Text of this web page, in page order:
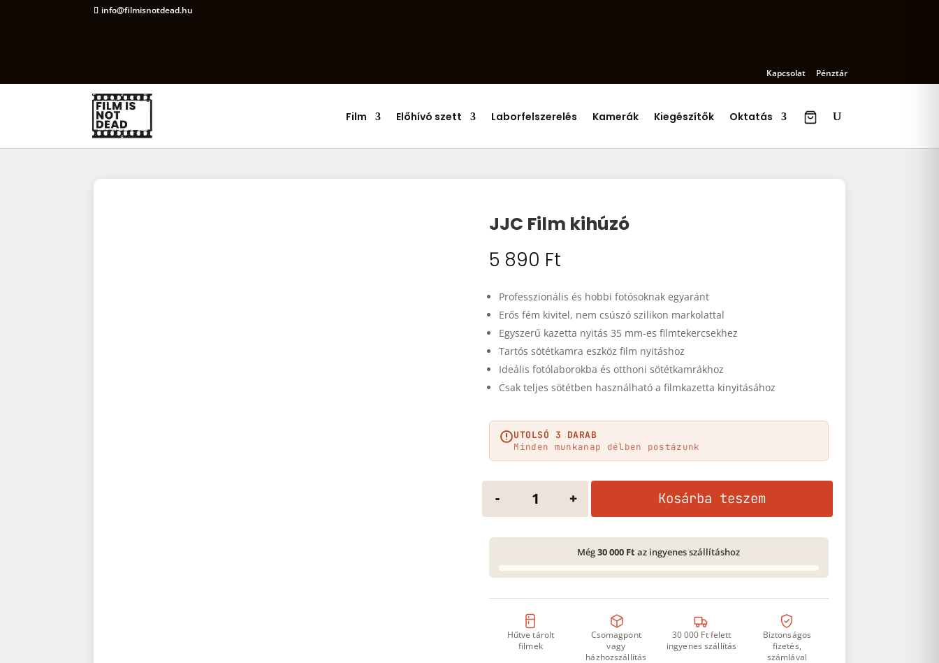
info@filmisnotdead.hu
Kapcsolat Pénztár
Film Előhívó szett Laborfelszerelés Kamerák Kiegészítők Oktatás
Products
JJC Film kihúzó
5 890 Ft
Professzionális és hobbi fotósoknak egyaránt
Erős fém kivitel, nem csúszó szilikon markolattal
Egyszerű kazetta nyitás 35 mm-es filmtekercsekhez
Tartós sötétkamra eszköz film nyitáshoz
Ideális fotólaborokba és otthoni sötétkamrákhoz
Csak teljes sötétben használható a filmkazetta kinyitásához
UTOLSÓ 3 DARAB
Minden munkanap délben postázunk
- + Kosárba teszem
Még30 000 Ftaz ingyenes szállításhoz
Hűtve tárolt
filmek
Csomagpont
vagy
házhozszállítás
30 000 Ft felett
ingyenes szállítás
Biztonságos
fizetés,
számlával